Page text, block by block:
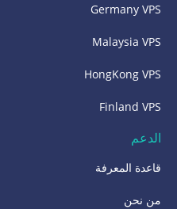
Germany VPS
Malaysia VPS
HongKong VPS
Finland VPS
الدعم
قاعدة المعرفة
من نحن